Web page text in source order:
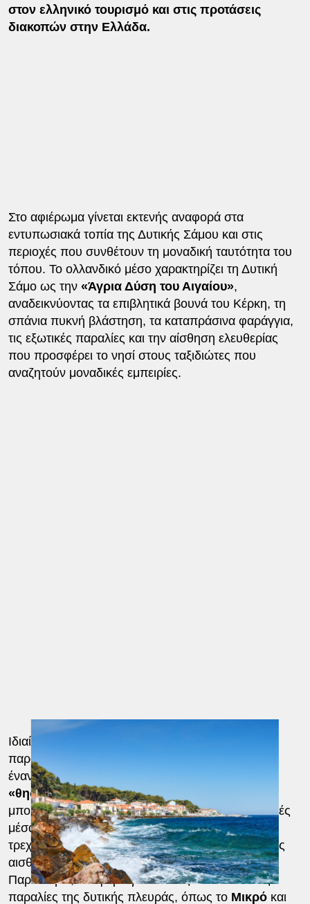
στον ελληνικό τουρισμό και στις προτάσεις
διακοπών στην Ελλάδα.
Στο αφιέρωμα γίνεται εκτενής αναφορά στα
εντυπωσιακά τοπία της Δυτικής Σάμου και στις
περιοχές που συνθέτουν τη μοναδική ταυτότητα του
τόπου. Το ολλανδικό μέσο χαρακτηρίζει τη Δυτική
Σάμο ως την «Άγρια Δύση του Αιγαίου»,
αναδεικνύοντας τα επιβλητικά βουνά του Κέρκη, τη
σπάνια πυκνή βλάστηση, τα καταπράσινα φαράγγια,
τις εξωτικές παραλίες και την αίσθηση ελευθερίας
που προσφέρει το νησί στους ταξιδιώτες που
αναζητούν μοναδικές εμπειρίες.
Ιδιαίτερη μνεία γίνεται στο
παραλία Ποτάμι με τους διάσημους καταρράκτες,
έναν από τους πιο
«θησαυρούς»του νησιού, όπου οι επισκέπτες
μπορούν να ακολουθήσουν πεζοπορικές διαδρομές
μέσα σε ένα καταπράσινο φυσικό περιβάλλον με
τρεχούμενα νερά και απόκρημνα σημεία μοναδικής
αισθητικής.
Παράλληλα, αναφορά γίνεται στις εντυπωσιακές
παραλίες της δυτικής πλευράς, όπως το Μικρόκαι